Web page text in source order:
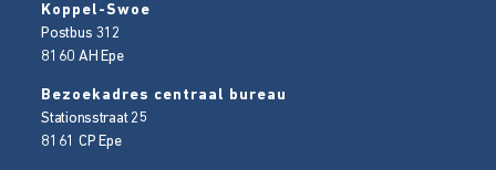
Koppel-Swoe
Postbus 312
8160 AH Epe
Bezoekadres centraal bureau
Stationsstraat 25
8161 CP Epe